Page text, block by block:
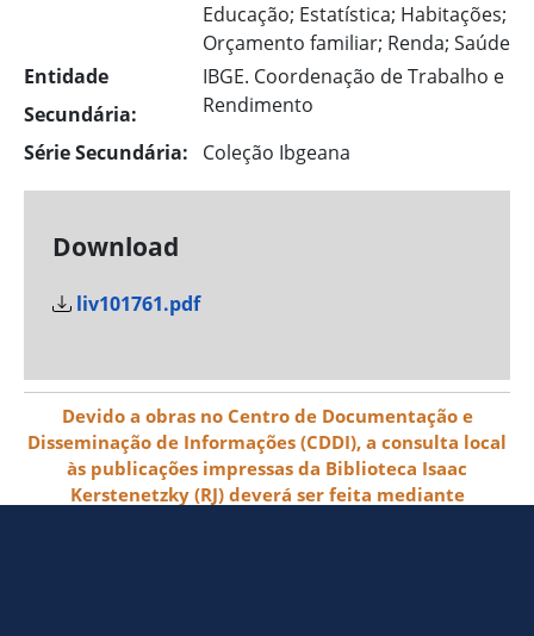
Educação; Estatística; Habitações;
Orçamento familiar; Renda; Saúde
Entidade
Secundária:
IBGE. Coordenação de Trabalho e
Rendimento
Série Secundária:
Coleção Ibgeana
Download
liv101761.pdf
Devido a obras no Centro de Documentação e
Disseminação de Informações (CDDI), a consulta local
às publicações impressas da Biblioteca Isaac
Kerstenetzky (RJ) deverá ser feita mediante